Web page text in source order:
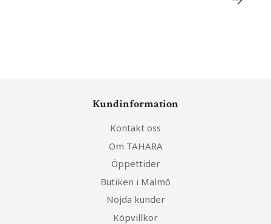
Kundinformation
Kontakt oss
Om TAHARA
Öppettider
Butiken i Malmö
Nöjda kunder
Köpvillkor